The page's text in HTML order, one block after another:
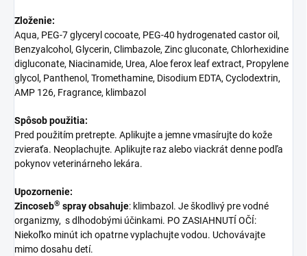
Zloženie:
Aqua, PEG-7 glyceryl cocoate, PEG-40 hydrogenated castor oil,
Benzyalcohol, Glycerin, Climbazole, Zinc gluconate, Chlorhexidine
digluconate, Niacinamide, Urea, Aloe ferox leaf extract, Propylene
glycol, Panthenol, Tromethamine, Disodium EDTA, Cyclodextrin,
AMP 126, Fragrance, klimbazol
Spôsob použitia:
Pred použitím pretrepte. Aplikujte a jemne vmasírujte do kože
zvieraťa. Neoplachujte. Aplikujte raz alebo viackrát denne podľa
pokynov veterinárneho lekára.
Upozornenie:
Zincoseb® spray obsahuje: klimbazol. Je škodlivý pre vodné
organizmy, s dlhodobými účinkami. PO ZASIAHNUTÍ OČÍ:
Niekoľko minút ich opatrne vyplachujte vodou. Uchovávajte
mimo dosahu detí.